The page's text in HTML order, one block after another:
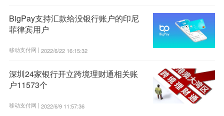
BigPay支持汇款给没银行账户的印尼
菲律宾用户
移动支付网 | 2022/6/22 16:15:32
深圳24家银行开立跨境理财通相关账
户11573个
移动支付网 | 2022/6/9 11:57:36